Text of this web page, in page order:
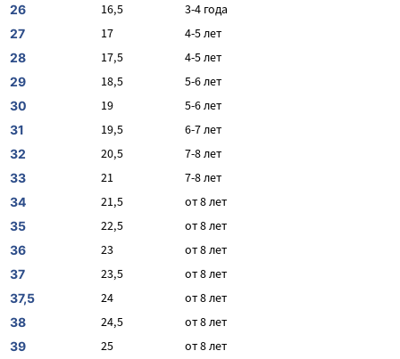
26 16,5 3-4 года
27 17 4-5 лет
28 17,5 4-5 лет
29 18,5 5-6 лет
30 19 5-6 лет
31 19,5 6-7 лет
32 20,5 7-8 лет
33 21 7-8 лет
34 21,5 от 8 лет
35 22,5 от 8 лет
36 23 от 8 лет
37 23,5 от 8 лет
37,5 24 от 8 лет
38 24,5 от 8 лет
39 25 от 8 лет